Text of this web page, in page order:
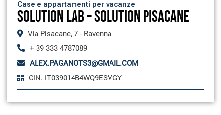
Case e appartamenti per vacanze
SOLUTION LAB – SOLUTION PISACANE
Via Pisacane, 7 - Ravenna
+ 39 333 4787089
ALEX.PAGANOTS3@GMAIL.COM
CIN: IT039014B4WQ9ESVGY